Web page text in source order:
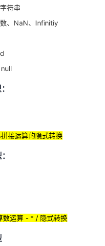
符串
、NaN、Infinitiy
接运算的隐式转换
数运算 - * / 隐式转换